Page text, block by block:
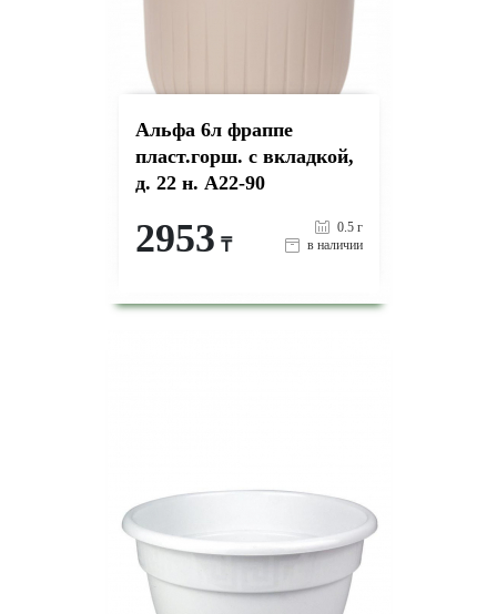
Альфа 6л фраппе
пласт.горш. с вкладкой,
д. 22 н. А22-90
2953 ₸
0.5 г
в наличии